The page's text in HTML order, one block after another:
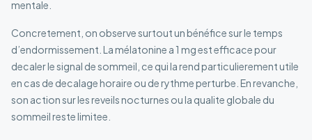
mentale.
Concretement, on observe surtout un bénéfice sur le temps
d’endormissement. La mélatonine a 1 mg est efficace pour
decaler le signal de sommeil, ce qui la rend particulierement utile
en cas de decalage horaire ou de rythme perturbe. En revanche,
son action sur les reveils nocturnes ou la qualite globale du
sommeil reste limitee.